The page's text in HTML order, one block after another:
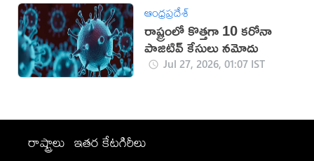
ఆంధ్రప్రదేశ్
రాష్ట్రంలో కొత్తగా 10 కరోనా
పాజిటివ్ కేసులు నమోదు
Jul 27, 2026, 01:07 IST
రాష్ట్రాలు ఇతర కేటగిరీలు